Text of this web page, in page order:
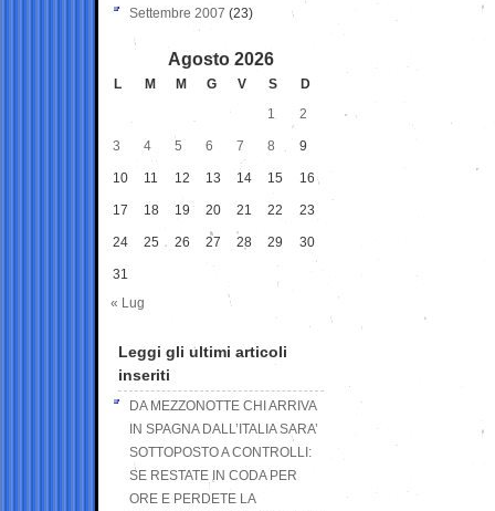
Settembre 2007 (23)
Agosto 2026
L M M G V S
D
1
2
3 4 5 6 7 8 9
10 11 12 13 14 15 16
17 18 19 20 21 22 23
24 25 26 27 28 29 30
31
« Lug
Leggi gli ultimi articoli
inseriti
DA MEZZONOTTE CHI ARRIVA
IN SPAGNA DALL’ITALIA SARA’
SOTTOPOSTO A CONTROLLI:
SE RESTATE IN CODA PER
ORE E PERDETE LA